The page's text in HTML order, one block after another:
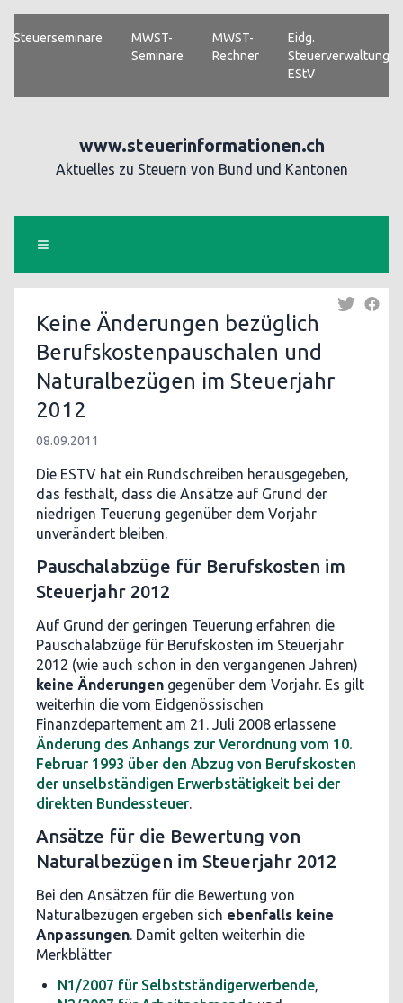
Steuerseminare
MWST-
Seminare
MWST-
Rechner
Eidg.
Steuerverwaltung
EStV
www.steuerinformationen.ch
Aktuelles zu Steuern von Bund und Kantonen
Keine Änderungen bezüglich
Berufskostenpauschalen und
Naturalbezügen im Steuerjahr
2012
08.09.2011
Die ESTV hat ein Rundschreiben herausgegeben,
das festhält, dass die Ansätze auf Grund der
niedrigen Teuerung gegenüber dem Vorjahr
unverändert bleiben.
Pauschalabzüge für Berufskosten im
Steuerjahr 2012
Auf Grund der geringen Teuerung erfahren die
Pauschalabzüge für Berufskosten im Steuerjahr
2012 (wie auch schon in den vergangenen Jahren)
keine Änderungen gegenüber dem Vorjahr. Es gilt
weiterhin die vom Eidgenössischen
Finanzdepartement am 21. Juli 2008 erlassene
Änderung des Anhangs zur Verordnung vom 10.
Februar 1993 über den Abzug von Berufskosten
der unselbständigen Erwerbstätigkeit bei der
direkten Bundessteuer.
Ansätze für die Bewertung von
Naturalbezügen im Steuerjahr 2012
Bei den Ansätzen für die Bewertung von
Naturalbezügen ergeben sich ebenfalls keine
Anpassungen. Damit gelten weiterhin die
Merkblätter
N1/2007 für Selbstständigerwerbende,